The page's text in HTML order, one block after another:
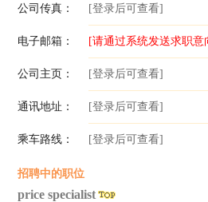
公司传真： [登录后可查看]
电子邮箱： [请通过系统发送求职意
公司主页： [登录后可查看]
通讯地址： [登录后可查看]
乘车路线： [登录后可查看]
招聘中的职位
price specialist